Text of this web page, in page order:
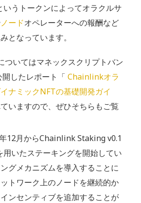
うトークンによってオラクルサ
ノードオペレーターへの報酬など
となっています。
いてはマネックスクリプトバン
したレポート「 Chainlinkオラ
ナミックNFTの基礎開発ガイ
いますので、ぜひそちらもご覧
12月からChainlink Staking v0.1
いたステーキングを開始してい
グメカニズムを導入することに
トワーク上のノードを継続的か
ンセンティブを追加することが